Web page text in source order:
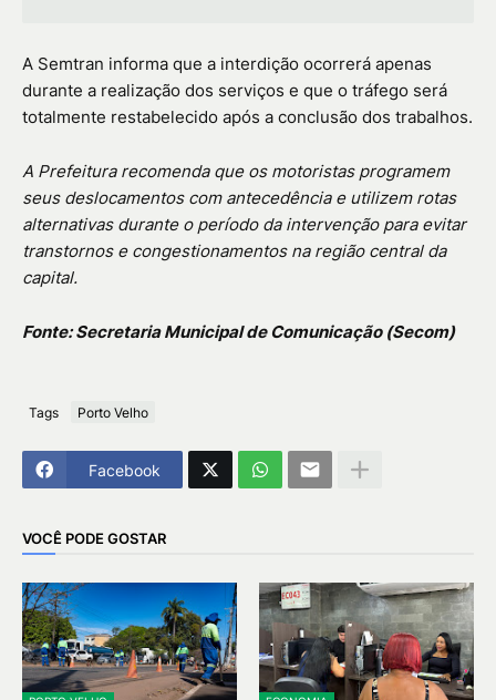
A Semtran informa que a interdição ocorrerá apenas
durante a realização dos serviços e que o tráfego será
totalmente restabelecido após a conclusão dos trabalhos.
A Prefeitura recomenda que os motoristas programem
seus deslocamentos com antecedência e utilizem rotas
alternativas durante o período da intervenção para evitar
transtornos e congestionamentos na região central da
capital.
Fonte: Secretaria Municipal de Comunicação (Secom)
Tags Porto Velho
Facebook
VOCÊ PODE GOSTAR